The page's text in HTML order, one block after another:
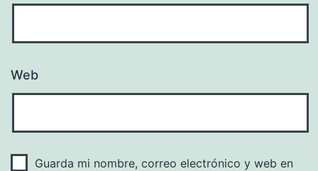
Web
Guarda mi nombre, correo electrónico y web en